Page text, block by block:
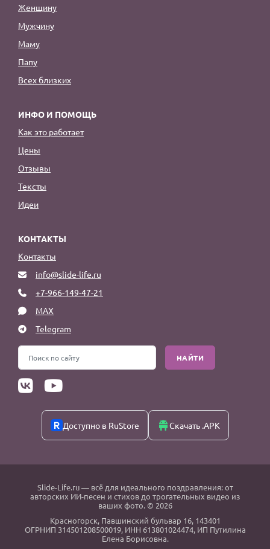
Женщину
Мужчину
Маму
Папу
Всех близких
ИНФО И ПОМОЩЬ
Как это работает
Цены
Отзывы
Тексты
Идеи
КОНТАКТЫ
Контакты
info@slide-life.ru
+7-966-149-47-21
MAX
Telegram
НАЙТИ
Доступно в RuStore Скачать .APK
Slide-Life.ru— всё для идеального поздравления: от
авторских ИИ-песен и стихов до трогательных видео из
ваших фото. © 2026
Красногорск, Павшинский бульвар 16, 143401
ОГРНИП 314501208500019, ИНН 613801024474, ИП Путилина
Елена Борисовна.